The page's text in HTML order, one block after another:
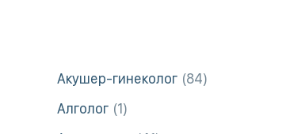
Акушер-гинеколог 84
Алголог 1